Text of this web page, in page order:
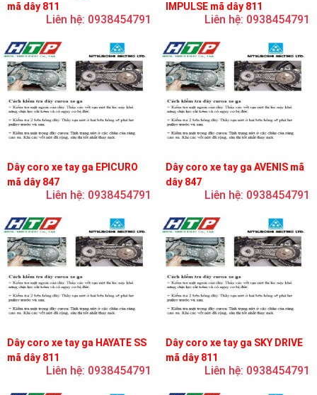
mã dây 811
Liên hệ: 0938454791
IMPULSE mã dây 811
Liên hệ: 0938454791
Dây coro xe tay ga EPICURO
mã dây 847
Liên hệ: 0938454791
Dây coro xe tay ga AVENIS mã
dây 847
Liên hệ: 0938454791
Dây coro xe tay ga HAYATE SS
mã dây 811
Liên hệ: 0938454791
Dây coro xe tay ga SKY DRIVE
mã dây 811
Liên hệ: 0938454791